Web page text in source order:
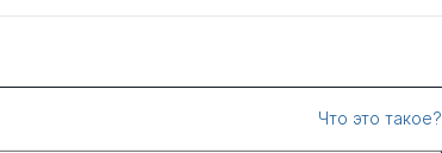
Что это такое?